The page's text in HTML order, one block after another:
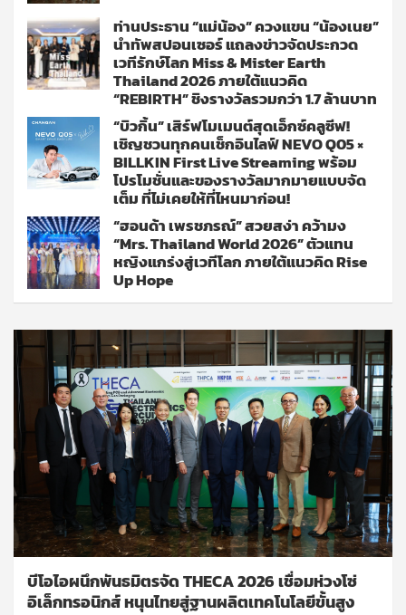
ท่านประธาน “แม่น้อง” ควงแขน “น้องเนย”
นำทัพสปอนเซอร์ แถลงข่าวจัดประกวด
เวทีรักษ์โลก Miss & Mister Earth
Thailand 2026 ภายใต้แนวคิด
“REBIRTH” ชิงรางวัลรวมกว่า 1.7 ล้านบาท
“บิวกิ้น” เสิร์ฟโมเมนต์สุดเอ็กซ์คลูซีฟ!
เชิญชวนทุกคนเช็กอินไลฟ์ NEVO Q05 ×
BILLKIN First Live Streaming พร้อม
โปรโมชั่นและของรางวัลมากมายแบบจัด
เต็ม ที่ไม่เคยให้ที่ไหนมาก่อน!
“ฮอนด้า เพรชภรณ์” สวยสง่า คว้ามง
“Mrs. Thailand World 2026” ตัวแทน
หญิงแกร่งสู่เวทีโลก ภายใต้แนวคิด Rise
Up Hope
บีโอไอผนึกพันธมิตรจัด THECA 2026 เชื่อมห่วงโซ่
อิเล็กทรอนิกส์ หนุนไทยสู่ฐานผลิตเทคโนโลยีขั้นสูง